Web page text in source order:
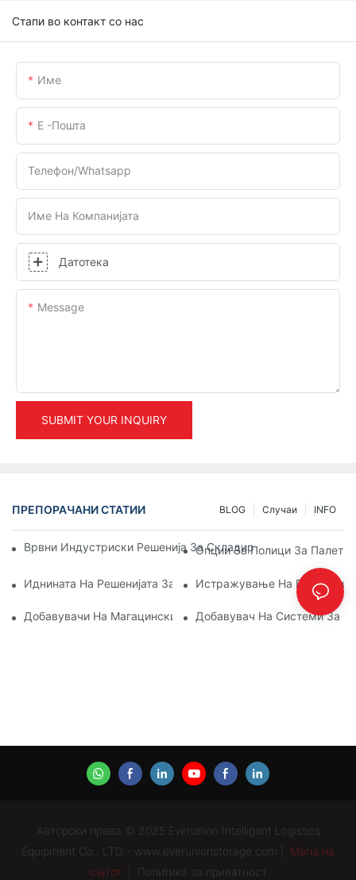
Стапи во контакт со нас
Име
Е -пошта
Телефон/whatsapp
Име На Компанијата
Датотека
Message
SUBMIT YOUR INQUIRY
ПРЕПОРАЧАНИ СТАТИИ INFO
Случаи
BLOG
Врвни Индустриски Решенија За Складирање За
Опции За Полици За
Иднината На Решенијата За Палетни Регали: Трендови И
Истражување На Ефикасни
Добавувачи На Магацински Полици: Што Да Барате
Добавувач На Системи За
Авторски права © 2025 Everunion Intelligent Logistics
Equipment Co., LTD - www.everunionstorage.com |
Мапа на
сајтот
Политика за приватност